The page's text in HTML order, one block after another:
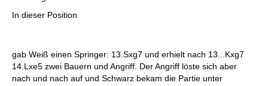
In dieser Position
gab Weiß einen Springer: 13.Sxg7 und erhielt nach 13...Kxg7
14.Lxe5 zwei Bauern und Angriff. Der Angriff löste sich aber
nach und nach auf und Schwarz bekam die Partie unter